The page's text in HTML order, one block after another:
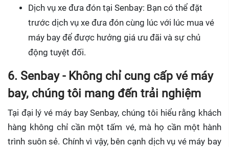
Dịch vụ xe đưa đón tại Senbay: Bạn có thể đặt
trước dịch vụ xe đưa đón cùng lúc với lúc mua vé
máy bay để được hưởng giá ưu đãi và sự chủ
động tuyệt đối.
6. Senbay - Không chỉ cung cấp vé máy
bay, chúng tôi mang đến trải nghiệm
Tại đại lý vé máy bay Senbay, chúng tôi hiểu rằng khách
hàng không chỉ cần một tấm vé, mà họ cần một hành
trình suôn sẻ. Chính vì vậy, bên cạnh dịch vụ vé máy bay